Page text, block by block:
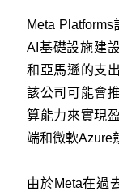
Meta
AI基礎設施建
和亞馬遜的支
該公司可能會
算能力來實現
端和微軟Azure
由於Meta在過